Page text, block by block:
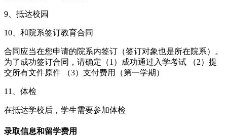
9、抵达校园
10、和院系签订教育合同
合同应当在您申请的院系内签订（签订对象也是所在院系）。
为了成功签订合同，请确定（1）成功通过入学考试 （2）提
交所有文件原件 （3）支付费用（第一学期）
11、体检
在抵达学校后，学生需要参加体检
录取信息和留学费用